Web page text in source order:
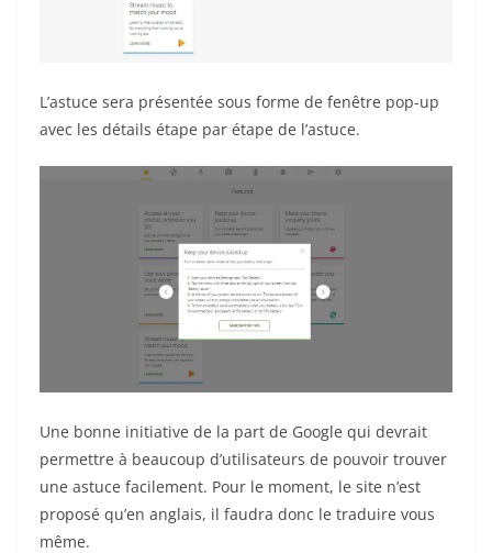
L’astuce sera présentée sous forme de fenêtre pop-up
avec les détails étape par étape de l’astuce.
Une bonne initiative de la part de Google qui devrait
permettre à beaucoup d’utilisateurs de pouvoir trouver
une astuce facilement. Pour le moment, le site n’est
proposé qu’en anglais, il faudra donc le traduire vous
même.